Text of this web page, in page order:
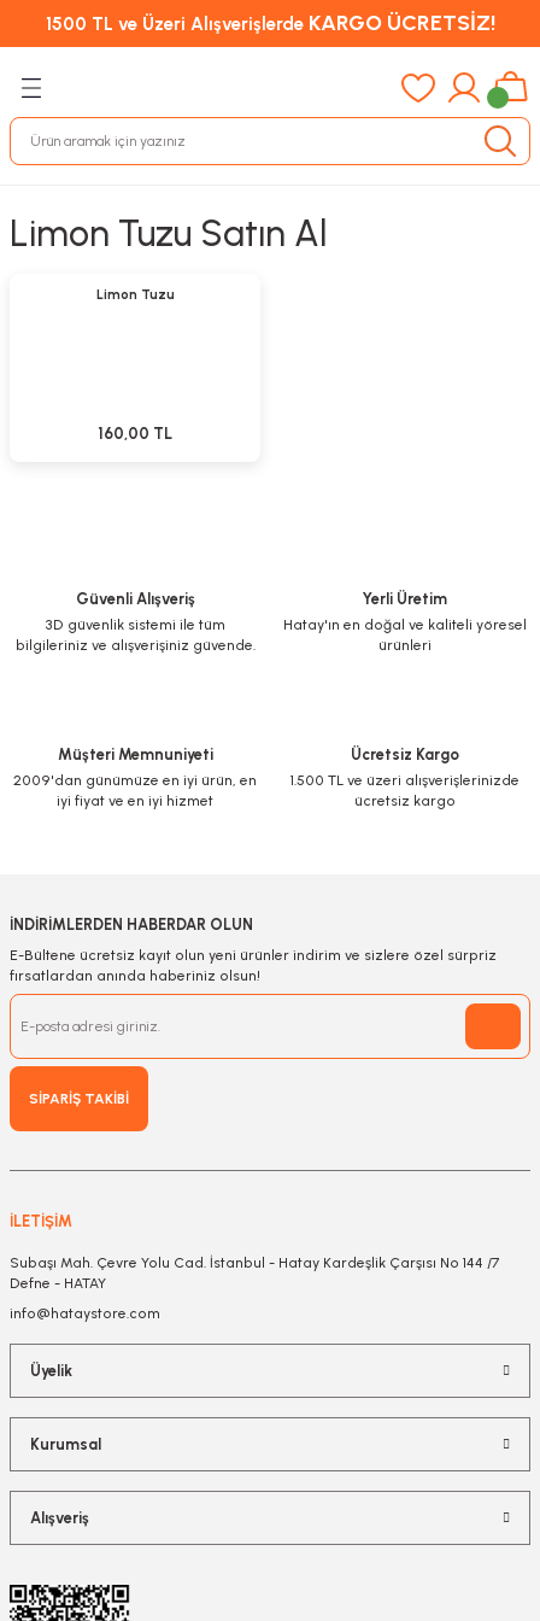
1500 TL ve Üzeri Alışverişlerde KARGO ÜCRETSİZ!
Limon Tuzu Satın Al
Limon Tuzu
160,00 TL
Güvenli Alışveriş
3D güvenlik sistemi ile tüm
bilgileriniz ve alışverişiniz güvende.
Yerli Üretim
Hatay'ın en doğal ve kaliteli yöresel
ürünleri
Müşteri Memnuniyeti
2009'dan günümüze en iyi ürün, en
iyi fiyat ve en iyi hizmet
Ücretsiz Kargo
1.500 TL ve üzeri alışverişlerinizde
ücretsiz kargo
İNDİRİMLERDEN HABERDAR OLUN
E-Bültene ücretsiz kayıt olun yeni ürünler indirim ve sizlere özel sürpriz
fırsatlardan anında haberiniz olsun!
SİPARİŞ TAKİBİ
İLETİŞİM
Subaşı Mah. Çevre Yolu Cad. İstanbul - Hatay Kardeşlik Çarşısı No 144 /7
Defne - HATAY
info@hataystore.com
Üyelik
Kurumsal
Alışveriş